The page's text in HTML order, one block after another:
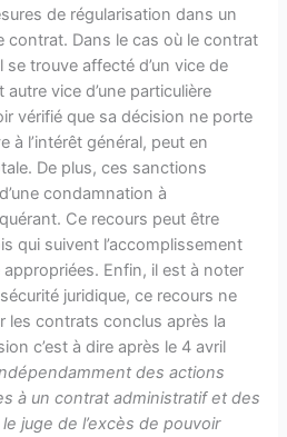
de régularisation dans un
contrat. Dans le cas où le contrat
se trouve affecté d’un vice de
vice d’une particulière
vérifié que sa décision ne porte
à l’intérêt général, peut en
De plus, ces sanctions
condamnation à
Ce recours peut être
qui suivent l’accomplissement
Enfin, il est à noter
juridique, ce recours ne
les contrats conclus après la
c’est à dire après le 4 avril
des actions
à un contrat administratif et des
juge de l’excès de pouvoir